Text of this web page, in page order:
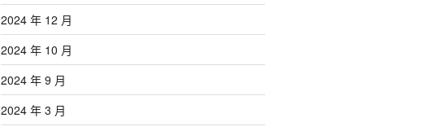
2024 年 12 月
2024 年 10 月
2024 年 9 月
2024 年 3 月